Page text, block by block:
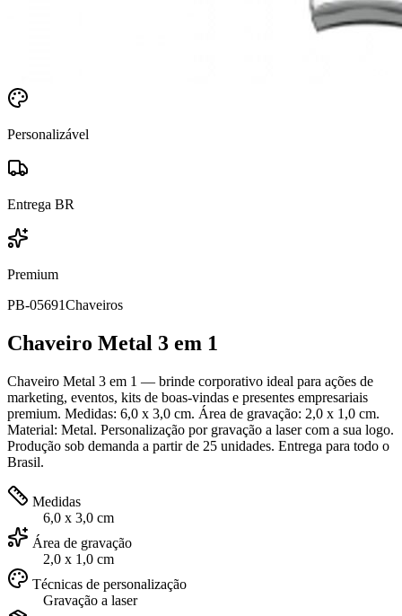
Personalizável
Entrega BR
Premium
PB-05691Chaveiros
Chaveiro Metal 3 em 1
Chaveiro Metal 3 em 1 — brinde corporativo ideal para ações de
marketing, eventos, kits de boas-vindas e presentes empresariais
premium. Medidas: 6,0 x 3,0 cm. Área de gravação: 2,0 x 1,0 cm.
Material: Metal. Personalização por gravação a laser com a sua logo.
Produção sob demanda a partir de 25 unidades. Entrega para todo o
Brasil.
Medidas
6,0 x 3,0 cm
Área de gravação
2,0 x 1,0 cm
Técnicas de personalização
Gravação a laser